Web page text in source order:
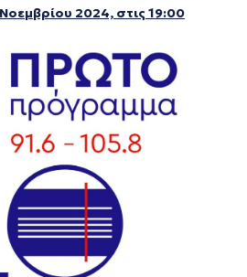
2024, στις 19:00